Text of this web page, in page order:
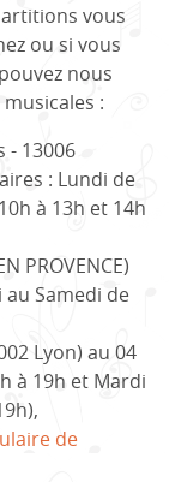
vous
ou si vous
nous
:
- 13006
: Lundi de
à 13h et 14h
PROVENCE)
au Samedi de
Lyon) au 04
à 19h et Mardi
de